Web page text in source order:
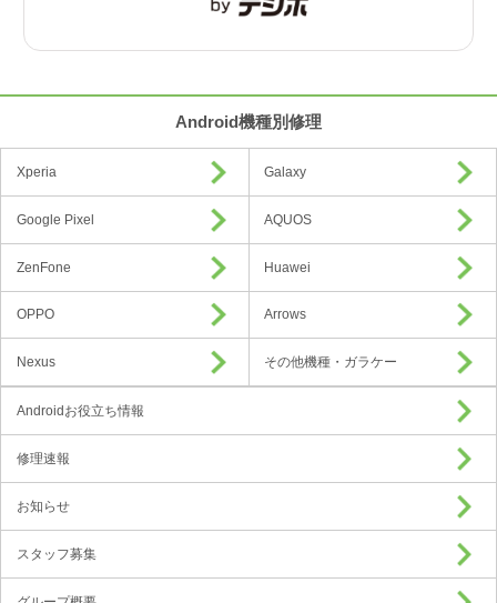
Android機種別修理
Xperia Galaxy
Google Pixel AQUOS
ZenFone Huawei
OPPO Arrows
Nexus その他機種・ガラケー
Androidお役立ち情報
修理速報
お知らせ
スタッフ募集